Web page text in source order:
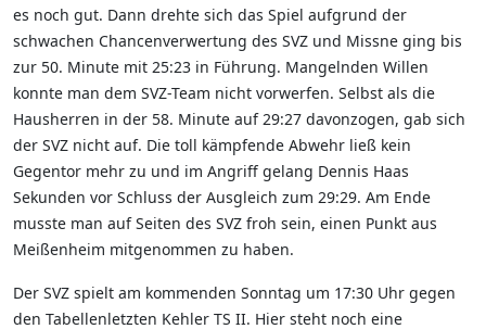
es noch gut. Dann drehte sich das Spiel aufgrund der
schwachen Chancenverwertung des SVZ und Missne ging bis
zur 50. Minute mit 25:23 in Führung. Mangelnden Willen
konnte man dem SVZ-Team nicht vorwerfen. Selbst als die
Hausherren in der 58. Minute auf 29:27 davonzogen, gab sich
der SVZ nicht auf. Die toll kämpfende Abwehr ließ kein
Gegentor mehr zu und im Angriff gelang Dennis Haas
Sekunden vor Schluss der Ausgleich zum 29:29. Am Ende
musste man auf Seiten des SVZ froh sein, einen Punkt aus
Meißenheim mitgenommen zu haben.
Der SVZ spielt am kommenden Sonntag um 17:30 Uhr gegen
den Tabellenletzten Kehler TS II. Hier steht noch eine